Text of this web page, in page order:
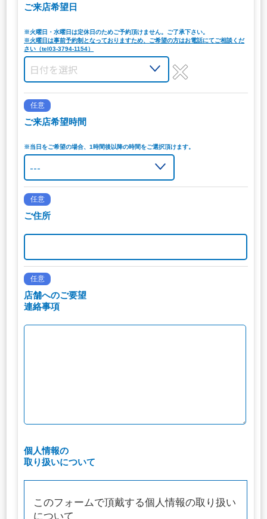
ご来店希望日
※火曜日・水曜日は定休日のためご予約頂けません。ご了承下さい。
※火曜日は事前予約制となっておりますため、ご希望の方はお電話にてご相談くだ
さい（tel03-3794-1154）
任意
ご来店希望時間
※当日をご希望の場合、1時間後以降の時間をご選択頂けます。
任意
ご住所
任意
店舗へのご要望
連絡事項
個人情報の
取り扱いについて
このフォームで頂戴する個人情報の取り扱い
について